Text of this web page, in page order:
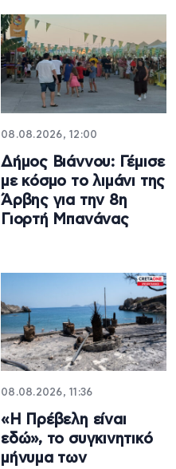
08.08.2026, 12:00
Δήμος Βιάννου: Γέμισε
με κόσμο το λιμάνι της
Άρβης για την 8η
Γιορτή Μπανάνας
08.08.2026, 11:36
«Η Πρέβελη είναι
εδώ», το συγκινητικό
μήνυμα των